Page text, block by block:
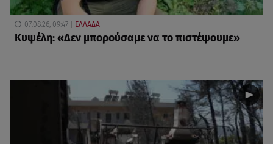
07.08.26, 09:47 ΕΛΛΑΔΑ
Κυψέλη: «Δεν μπορούσαμε να το πιστέψουμε»